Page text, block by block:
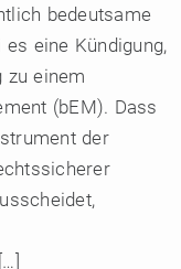
bedeutsame
eine Kündigung,
zu einem
(bEM). Dass
der